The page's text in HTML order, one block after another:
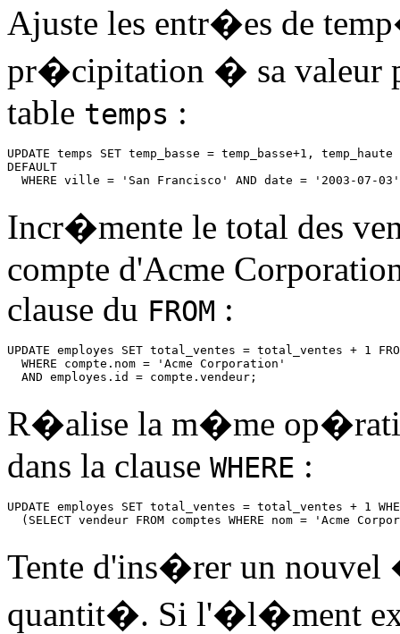
Ajuste les entr�es de
pr�cipitation � sa valeur
table temps :
UPDATE temps SET temp_basse = temp_basse+1,
DEFAULT
WHERE ville = 'San Francisco' AND date = '2003-07-
Incr�mente le total des
compte d'Acme
clause du FROM :
UPDATE employes SET total_ventes = total_ventes + 1
  WHERE compte.nom = 'Acme Corporation'
  AND employes.id = compte.vendeur;
R�alise la m�me
dans la clause WHERE :
UPDATE employes SET total_ventes = total_ventes + 1
(SELECT vendeur FROM comptes WHERE nom = 'Acme
Tente d'ins�rer un
quantit�. Si l'�l�ment